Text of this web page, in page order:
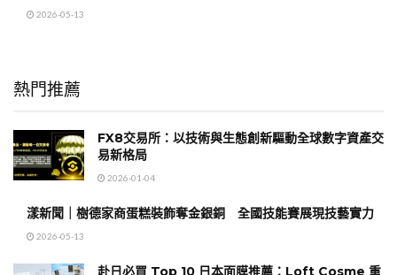
2026-05-13
熱門推薦
FX8交易所：以技術與生態創新驅動全球數字資產交
易新格局
2026-01-04
漾新聞｜樹德家商蛋糕裝飾奪金銀銅 全國技能賽展現技藝實力
2026-05-13
赴日必買 Top 10 日本面膜推薦：Loft Cosme 重